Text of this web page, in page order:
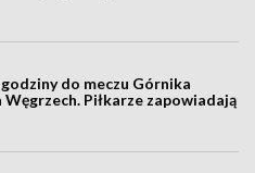
do meczu Górnika
Węgrzech. Piłkarze zapowiadają